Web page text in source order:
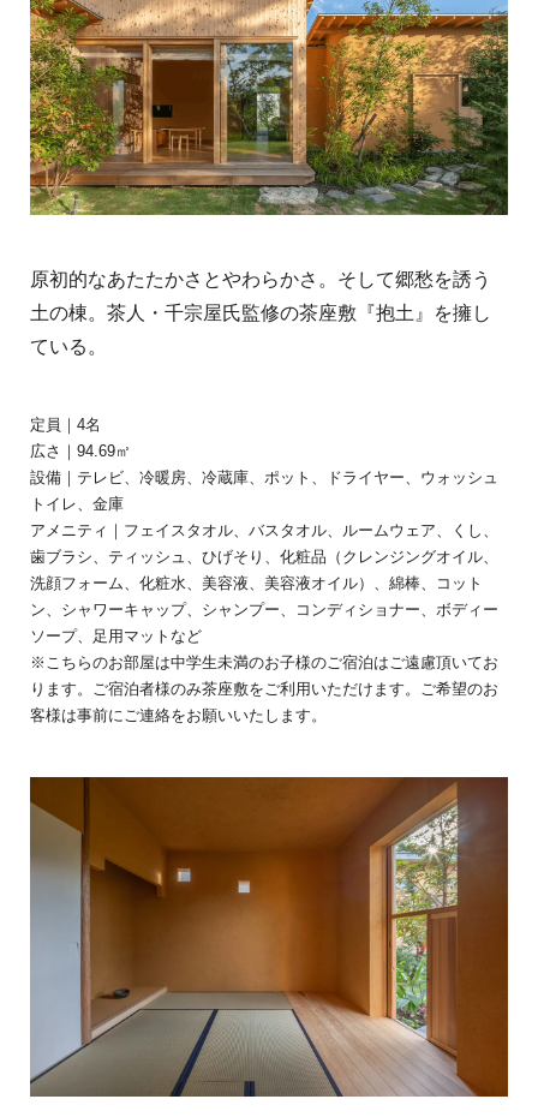
原初的なあたたかさとやわらかさ。そして郷愁を誘う
土の棟。茶人・千宗屋氏監修の茶座敷『抱土』を擁し
ている。
定員｜4名
広さ｜94.69㎡
設備｜テレビ、冷暖房、冷蔵庫、ポット、ドライヤー、ウォッシュ
トイレ、金庫
アメニティ｜フェイスタオル、バスタオル、ルームウェア、くし、
歯ブラシ、ティッシュ、ひげそり、化粧品（クレンジングオイル、
洗顔フォーム、化粧水、美容液、美容液オイル）、綿棒、コット
ン、シャワーキャップ、シャンプー、コンディショナー、ボディー
ソープ、足用マットなど
※こちらのお部屋は中学生未満のお子様のご宿泊はご遠慮頂いてお
ります。ご宿泊者様のみ茶座敷をご利用いただけます。ご希望のお
客様は事前にご連絡をお願いいたします。